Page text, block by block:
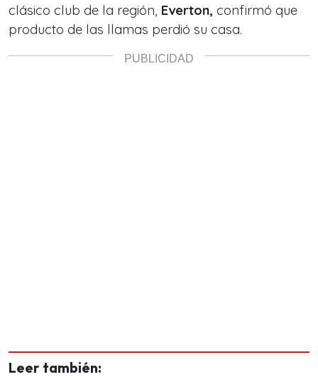
clásico club de la región, Everton, confirmó que
producto de las llamas perdió su casa.
Leer también: